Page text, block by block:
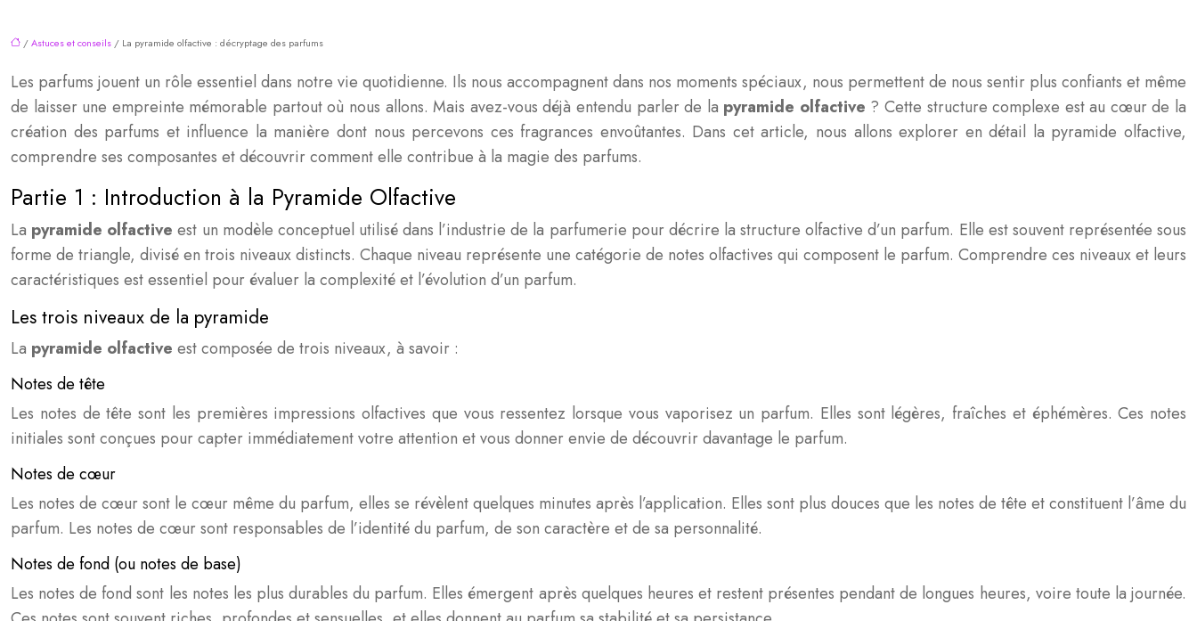
/Astuces et conseils / La pyramide olfactive : décryptage des parfums
Les parfums jouent un rôle essentiel dans notre vie quotidienne. Ils nous accompagnent dans nos moments spéciaux, nous permettent de nous sentir plus confiants et même
de laisser une empreinte mémorable partout où nous allons. Mais avez-vous déjà entendu parler de la pyramide olfactive ? Cette structure complexe est au cœur de la
création des parfums et influence la manière dont nous percevons ces fragrances envoûtantes. Dans cet article, nous allons explorer en détail la pyramide olfactive,
comprendre ses composantes et découvrir comment elle contribue à la magie des parfums.
Partie 1 : Introduction à la Pyramide Olfactive
La pyramide olfactive est un modèle conceptuel utilisé dans l’industrie de la parfumerie pour décrire la structure olfactive d’un parfum. Elle est souvent représentée sous
forme de triangle, divisé en trois niveaux distincts. Chaque niveau représente une catégorie de notes olfactives qui composent le parfum. Comprendre ces niveaux et leurs
caractéristiques est essentiel pour évaluer la complexité et l’évolution d’un parfum.
Les trois niveaux de la pyramide
La pyramide olfactive est composée de trois niveaux, à savoir :
Notes de tête
Les notes de tête sont les premières impressions olfactives que vous ressentez lorsque vous vaporisez un parfum. Elles sont légères, fraîches et éphémères. Ces notes
initiales sont conçues pour capter immédiatement votre attention et vous donner envie de découvrir davantage le parfum.
Notes de cœur
Les notes de cœur sont le cœur même du parfum, elles se révèlent quelques minutes après l’application. Elles sont plus douces que les notes de tête et constituent l’âme du
parfum. Les notes de cœur sont responsables de l’identité du parfum, de son caractère et de sa personnalité.
Notes de fond (ou notes de base)
Les notes de fond sont les notes les plus durables du parfum. Elles émergent après quelques heures et restent présentes pendant de longues heures, voire toute la journée.